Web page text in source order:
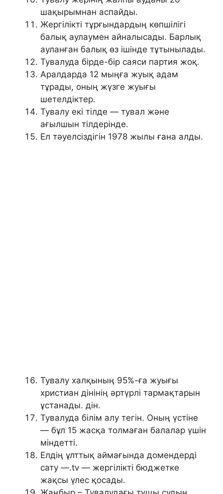
шақырымнан аспайды.
Жергілікті тұрғындардың көпшілігі
балық аулаумен айналысады. Барлық
ауланған балық өз ішінде тұтынылады.
Тувалуда бірде-бір саяси партия жоқ.
Аралдарда 12 мыңға жуық адам
тұрады, оның жүзге жуығы
шетелдіктер.
Тувалу екі тілде — тувал және
ағылшын тілдерінде.
Ел тәуелсіздігін 1978 жылы ғана алды.
Тувалу халқының 95%-ға жуығы
христиан дінінің әртүрлі тармақтарын
ұстанады. дін.
Тувалуда білім алу тегін. Оның үстіне
— бұл 15 жасқа толмаған балалар үшін
міндетті.
Елдің ұлттық аймағында домендерді
сату —.tv — жергілікті бюджетке
жақсы үлес қосады.